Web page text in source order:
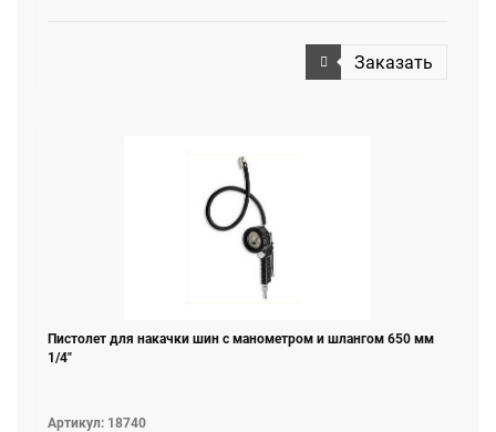
Заказать
Пистолет для накачки шин с манометром и шлангом 650 мм
1/4"
Артикул: 18740